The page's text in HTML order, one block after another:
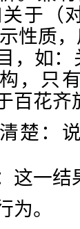
关于（
性质
，如：
，只
百花齐
楚：
这一结
为。